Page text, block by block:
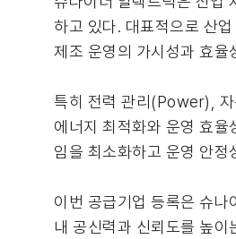
하고 있다. 대표적으로 산
제조 운영의 가시성과 효율
특히 전력 관리(Power),
에너지 최적화와 운영 효
임을 최소화하고 운영 안
이번 공급기업 등록은 슈
내 공신력과 신뢰도를 높